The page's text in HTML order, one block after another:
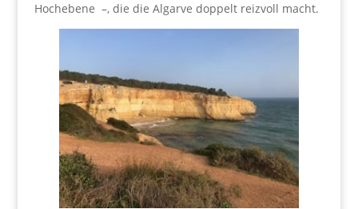
Hochebene –, die die Algarve doppelt reizvoll macht.